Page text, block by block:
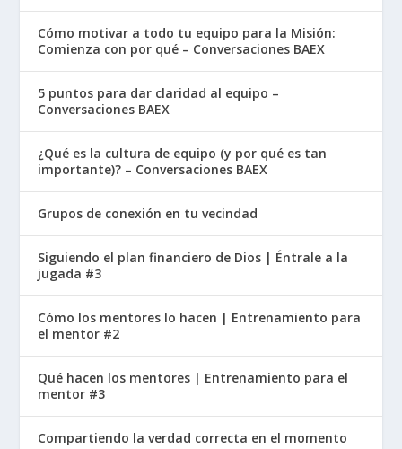
Cómo motivar a todo tu equipo para la Misión:
Comienza con por qué – Conversaciones BAEX
5 puntos para dar claridad al equipo –
Conversaciones BAEX
¿Qué es la cultura de equipo (y por qué es tan
importante)? – Conversaciones BAEX
Grupos de conexión en tu vecindad
Siguiendo el plan financiero de Dios | Éntrale a la
jugada #3
Cómo los mentores lo hacen | Entrenamiento para
el mentor #2
Qué hacen los mentores | Entrenamiento para el
mentor #3
Compartiendo la verdad correcta en el momento